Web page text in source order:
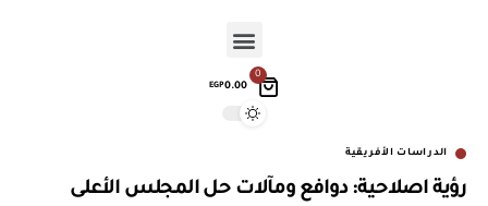
0
EGP0.00
الدراسات الأفريقية
رؤية اصلاحية: دوافع ومآلات حل المجلس الأعلى